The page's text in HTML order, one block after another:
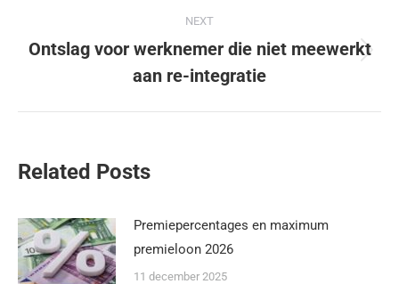
NEXT
Ontslag voor werknemer die niet meewerkt
aan re-integratie
Related Posts
Premiepercentages en maximum
premieloon 2026
11 december 2025